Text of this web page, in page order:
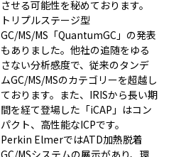
させる可能性を秘めております。
トリプルステージ型
GC/MS/MS「QuantumGC」の発表
もありました。他社の追随をゆる
さない分析感度で、従来のタンデ
ムGC/MS/MSのカテゴリーを超越し
ております。また、IRISから長い期
間を経て登場した「iCAP」はコン
パクト、高性能なICPです。
Perkin ElmerではATD加熱脱着
GC/MSシステムの展示があり、環